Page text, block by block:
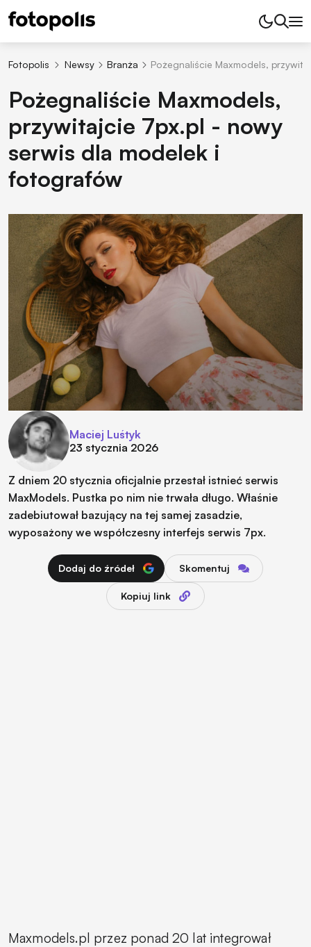
Fotopolis Newsy Branża Pożegnaliście Maxmodels,
Pożegnaliście Maxmodels,
przywitajcie 7px.pl - nowy
serwis dla modelek i
fotografów
Maciej Luśtyk
23 stycznia 2026
Z dniem 20 stycznia oficjalnie przestał istnieć serwis
MaxModels. Pustka po nim nie trwała długo. Właśnie
zadebiutował bazujący na tej samej zasadzie,
wyposażony we współczesny interfejs serwis 7px.
Dodaj do źródeł Skomentuj
Kopiuj link
Maxmodels.pl przez ponad 20 lat integrował